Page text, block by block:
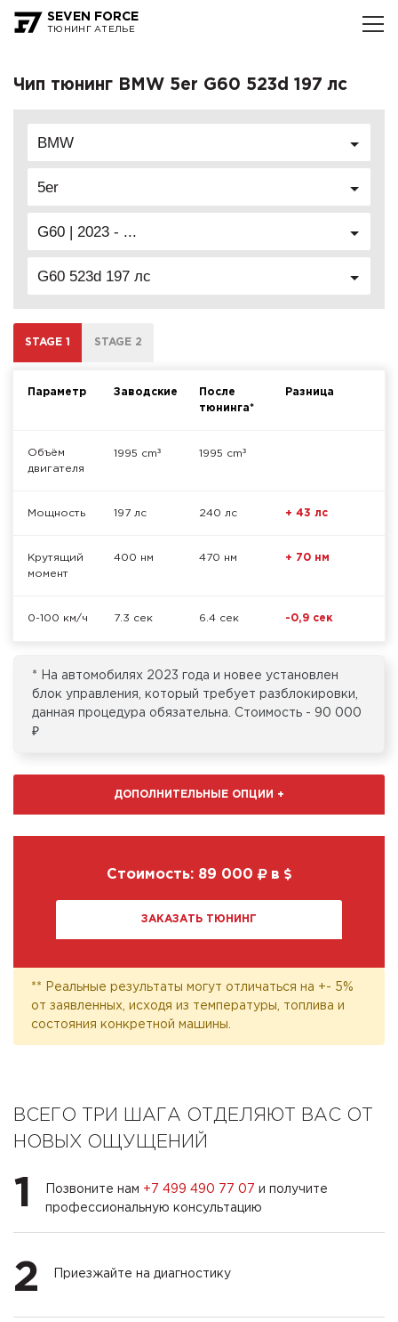
SEVEN FORCE
ТЮНИНГ АТЕЛЬЕ
Чип тюнинг BMW 5er G60 523d 197 лс
BMW
5er
G60 | 2023 - ...
G60 523d 197 лс
STAGE 1 STAGE 2
Параметр Заводские
После
тюнинга*
Разница
Объём
двигателя
1995 cm³ 1995 cm³
Мощность 197 лс 240 лс + 43 лс
Крутящий
момент
400 нм 470 нм + 70 нм
0-100 км/ч 7.3 сек 6.4 сек -0,9 сек
* На автомобилях 2023 года и новее установлен
блок управления, который требует разблокировки,
данная процедура обязательна. Стоимость - 90 000
₽
ДОПОЛНИТЕЛЬНЫЕ ОПЦИИ +
Стоимость: 89 000 в
ЗАКАЗАТЬ ТЮНИНГ
** Реальные результаты могут отличаться на +- 5%
от заявленных, исходя из температуры, топлива и
состояния конкретной машины.
ВСЕГО ТРИ ШАГА ОТДЕЛЯЮТ ВАС ОТ
НОВЫХ ОЩУЩЕНИЙ
1 Позвоните нам +7 499 490 77 07 и получите
профессиональную консультацию
2 Приезжайте на диагностику